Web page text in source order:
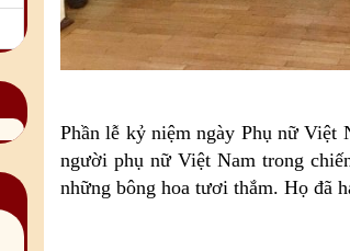
Phần lễ kỷ niệm ngày Phụ nữ Việt
người phụ nữ Việt Nam trong
những bông hoa tươi thắm. Họ đã